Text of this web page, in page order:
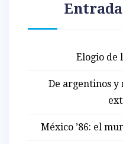
Elogio de
De argentinos y
México ’86: el